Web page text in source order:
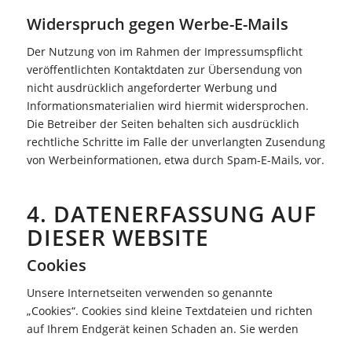
Widerspruch gegen Werbe-E-Mails
Der Nutzung von im Rahmen der Impressumspflicht
veröffentlichten Kontaktdaten zur Übersendung von
nicht ausdrücklich angeforderter Werbung und
Informationsmaterialien wird hiermit widersprochen.
Die Betreiber der Seiten behalten sich ausdrücklich
rechtliche Schritte im Falle der unverlangten Zusendung
von Werbeinformationen, etwa durch Spam-E-Mails, vor.
4. DATENERFASSUNG AUF
DIESER WEBSITE
Cookies
Unsere Internetseiten verwenden so genannte
„Cookies“. Cookies sind kleine Textdateien und richten
auf Ihrem Endgerät keinen Schaden an. Sie werden